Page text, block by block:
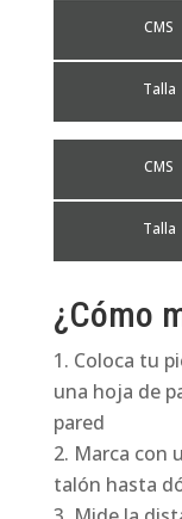
CMS
Talla
CMS
Talla
¿Cómo
Coloca tu
una hoja de
pared
Marca con
talón hasta